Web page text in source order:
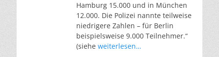
Hamburg 15.000 und in München
12.000. Die Polizei nannte teilweise
niedrigere Zahlen – für Berlin
beispielsweise 9.000 Teilnehmer.“
(siehe weiterlesen…